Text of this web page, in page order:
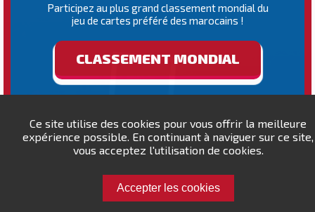
Ce site utilise des cookies pour vous offrir la meilleure
expérience possible. En continuant à naviguer sur ce site,
vous acceptez l'utilisation de cookies.
Accepter les cookies
Participez au plus grand classement mondial du
jeu de cartes préféré des marocains !
CLASSEMENT MONDIAL